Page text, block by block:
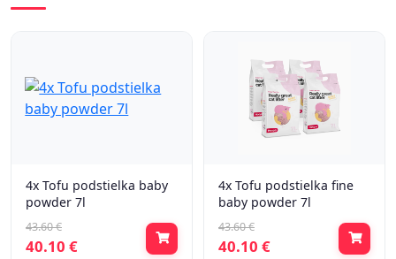
4x Tofu podstielka baby
powder 7l
43.60 €
40.10 €
4x Tofu podstielka fine
baby powder 7l
43.60 €
40.10 €